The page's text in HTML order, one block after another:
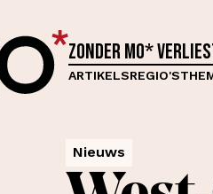
Zonder MO*
ARTIKELSREGIO'S
Nieuws